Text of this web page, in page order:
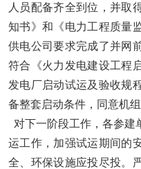
人员配备齐全到位，并取
知书》和《电力工程质量
供电公司要求完成了并网
符合《火力发电建设工程
发电厂启动试运及验收规
备整套启动条件，同意机
对下一阶段工作，各参建
运工作，加强试运期间的
全、环保设施应投尽投。